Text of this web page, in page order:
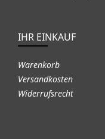
IHR EINKAUF
Warenkorb
Versandkosten
Widerrufsrecht